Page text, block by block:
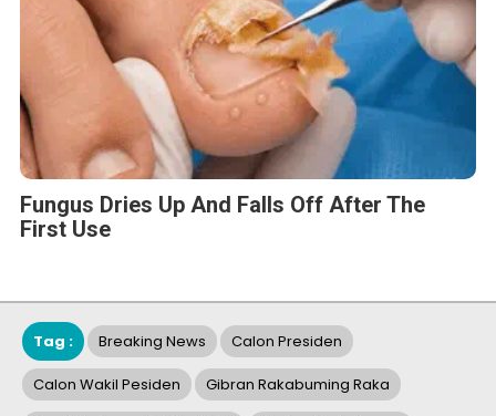
Fungus Dries Up And Falls Off After The
First Use
Tag : Breaking News Calon Presiden
Calon Wakil Pesiden Gibran Rakabuming Raka